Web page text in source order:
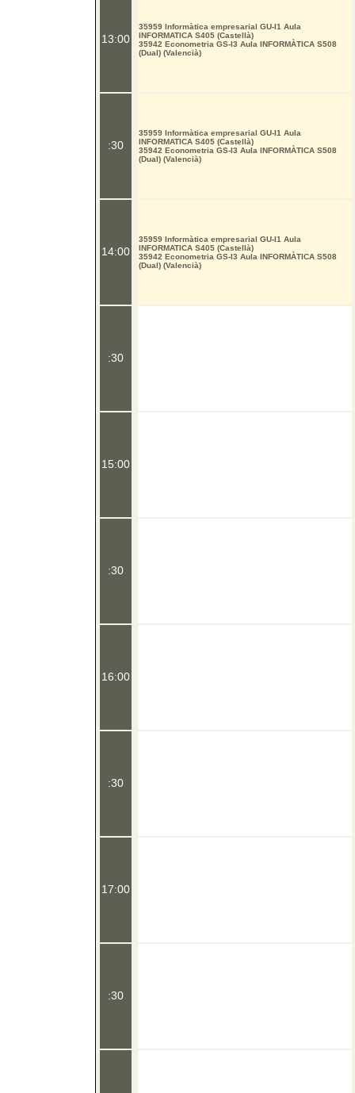
13:00
:30
14:00
:30
15:00
:30
16:00
:30
17:00
:30
35959 Informàtica empresarial GU-I1 Aula
INFORMATICA S405 (Castellà)
35942 Econometria GS-I3 Aula INFORMÀTICA S508
(Dual) (Valencià)
35959 Informàtica empresarial GU-I1 Aula
INFORMATICA S405 (Castellà)
35942 Econometria GS-I3 Aula INFORMÀTICA S508
(Dual) (Valencià)
35959 Informàtica empresarial GU-I1 Aula
INFORMATICA S405 (Castellà)
35942 Econometria GS-I3 Aula INFORMÀTICA S508
(Dual) (Valencià)